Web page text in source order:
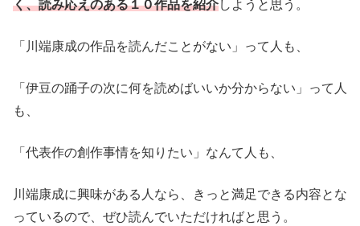
く、読み応えのある１０作品を紹介しようと思う。
「川端康成の作品を読んだことがない」って人も、
「伊豆の踊子の次に何を読めばいいか分からない」って人
も、
「代表作の創作事情を知りたい」なんて人も、
川端康成に興味がある人なら、きっと満足できる内容とな
っているので、ぜひ読んでいただければと思う。